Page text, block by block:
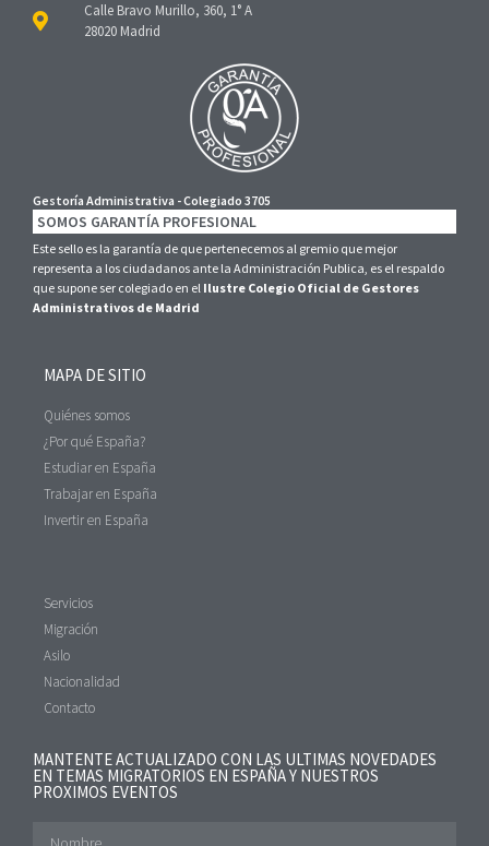
Calle Bravo Murillo, 360, 1° A
28020 Madrid
Gestoría Administrativa - Colegiado 3705
SOMOS GARANTÍA PROFESIONAL
Este sello es la garantía de que pertenecemos al gremio que mejor
representa a los ciudadanos ante la Administración Publica, es el respaldo
que supone ser colegiado en el Ilustre Colegio Oficial de Gestores
Administrativos de Madrid
MAPA DE SITIO
Quiénes somos
¿Por qué España?
Estudiar en España
Trabajar en España
Invertir en España
Servicios
Migración
Asilo
Nacionalidad
Contacto
MANTENTE ACTUALIZADO CON LAS ULTIMAS NOVEDADES
EN TEMAS MIGRATORIOS EN ESPAÑA Y NUESTROS
PROXIMOS EVENTOS